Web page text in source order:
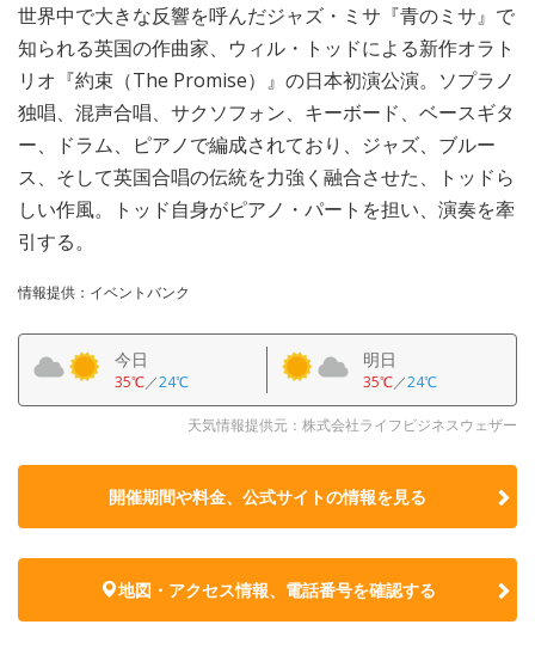
世界中で大きな反響を呼んだジャズ・ミサ『青のミサ』で
知られる英国の作曲家、ウィル・トッドによる新作オラト
リオ『約束（The Promise）』の日本初演公演。ソプラノ
独唱、混声合唱、サクソフォン、キーボード、ベースギタ
ー、ドラム、ピアノで編成されており、ジャズ、ブルー
ス、そして英国合唱の伝統を力強く融合させた、トッドら
しい作風。トッド自身がピアノ・パートを担い、演奏を牽
引する。
情報提供：イベントバンク
今日
35℃／24℃
明日
35℃／24℃
天気情報提供元：株式会社ライフビジネスウェザー
開催期間や料金、公式サイトの情報を見る
地図・アクセス情報、電話番号を確認する